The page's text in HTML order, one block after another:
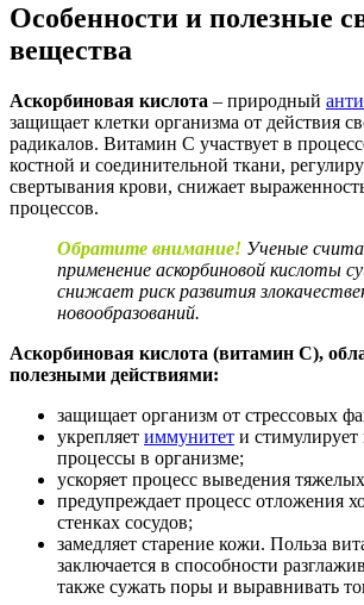
Особенности и полезные
вещества
Аскорбиновая кислота – природный
защищает клетки организма от действия
радикалов. Витамин С участвует в
костной и соединительной ткани,
свертывания крови, снижает
процессов.
Обратите внимание! Ученые
применение аскорбиновой кислоты
снижает риск развития
новообразований.
Аскорбиновая кислота (витамин С),
полезными действиями:
защищает организм от стрессовых
укрепляет иммунитет и стимулирует
процессы в организме;
ускоряет процесс выведения
предупреждает процесс отложения
стенках сосудов;
замедляет старение кожи. Польза
заключается в способности
также сужать поры и выравнивать